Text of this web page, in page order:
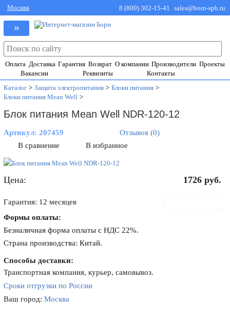
Москва 8 (800) 302-15-41 sales@born-spb.ru
»
Оплата Доставка Гарантия Возврат О компании Производители Проекты
Вакансии
Реквизиты
Контакты
Каталог > Защита электропитания > Блоки питания >
Блоки питания Mean Well >
Блок питания Mean Well NDR-120-12
Артикул:207459
Отзывов (0)
В сравнение
В избранное
Цена: 1726 руб.
Гарантия: 12 месяцев
Формы оплаты:
Безналичная форма оплаты с НДС 22%.
Страна производства: Китай.
Способы доставки:
Транспортная компания, курьер, самовывоз.
Сроки отгрузки по России
Ваш город:Москва